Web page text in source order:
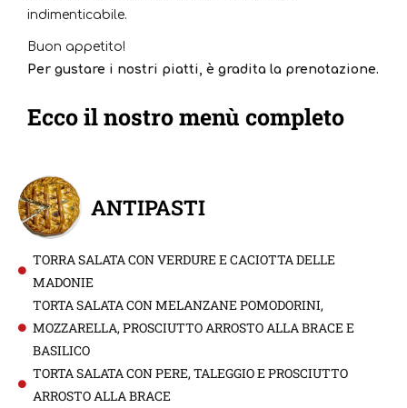
indimenticabile.
Buon appetito!
Per gustare i nostri piatti, è gradita la prenotazione.
Ecco il nostro menù completo
ANTIPASTI
TORRA SALATA CON VERDURE E CACIOTTA DELLE
MADONIE
TORTA SALATA CON MELANZANE POMODORINI,
MOZZARELLA, PROSCIUTTO ARROSTO ALLA BRACE E
BASILICO
TORTA SALATA CON PERE, TALEGGIO E PROSCIUTTO
ARROSTO ALLA BRACE